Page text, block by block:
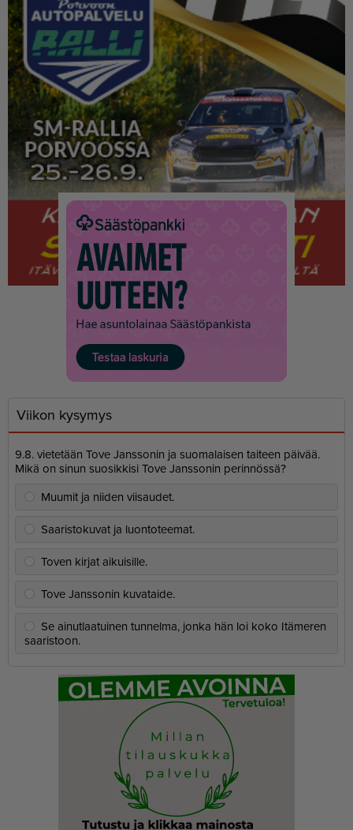
Viikon kysymys
9.8. vietetään Tove Janssonin ja suomalaisen taiteen päivää.
Mikä on sinun suosikkisi Tove Janssonin perinnössä?
Muumit ja niiden viisaudet.
Saaristokuvat ja luontoteemat.
Toven kirjat aikuisille.
Tove Janssonin kuvataide.
Se ainutlaatuinen tunnelma, jonka hän loi koko Itämeren
saaristoon.